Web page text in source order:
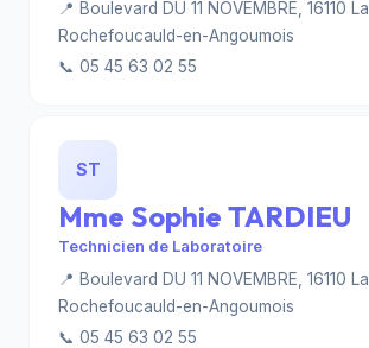
📍 Boulevard DU 11 NOVEMBRE, 16110 La
Rochefoucauld-en-Angoumois
📞 05 45 63 02 55
ST
Mme Sophie TARDIEU
Technicien de Laboratoire
📍 Boulevard DU 11 NOVEMBRE, 16110 La
Rochefoucauld-en-Angoumois
📞 05 45 63 02 55